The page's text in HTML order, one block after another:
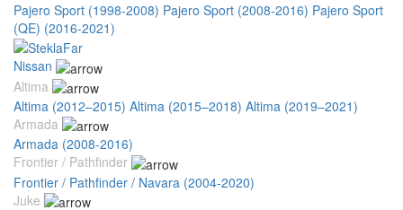
Pajero Sport (1998-2008) Pajero Sport (2008-2016) Pajero Sport
(QE) (2016-2021)
Nissan
Altima
Altima (2012–2015) Altima (2015–2018) Altima (2019–2021)
Armada
Armada (2008-2016)
Frontier / Pathfinder
Frontier / Pathfinder / Navara (2004-2020)
Juke